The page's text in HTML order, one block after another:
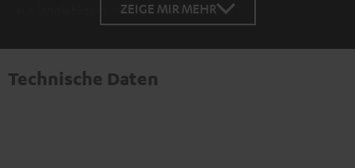
aus langlebigem, robustem Aluminium.
ZEIGE MIR MEHR
Technische Daten